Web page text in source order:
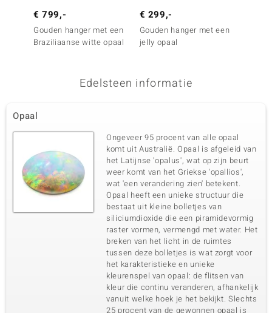
€ 799,-
Gouden hanger met een
Braziliaanse witte opaal
€ 299,-
Gouden hanger met een
jelly opaal
Edelsteen informatie
Opaal
Ongeveer 95 procent van alle opaal
komt uit Australië. Opaal is afgeleid van
het Latijnse 'opalus', wat op zijn beurt
weer komt van het Griekse 'opallios',
wat 'een verandering zien' betekent.
Opaal heeft een unieke structuur die
bestaat uit kleine bolletjes van
siliciumdioxide die een piramidevormig
raster vormen, vermengd met water. Het
breken van het licht in de ruimtes
tussen deze bolletjes is wat zorgt voor
het karakteristieke en unieke
kleurenspel van opaal: de flitsen van
kleur die continu veranderen, afhankelijk
vanuit welke hoek je het bekijkt. Slechts
25 procent van de gewonnen opaal is